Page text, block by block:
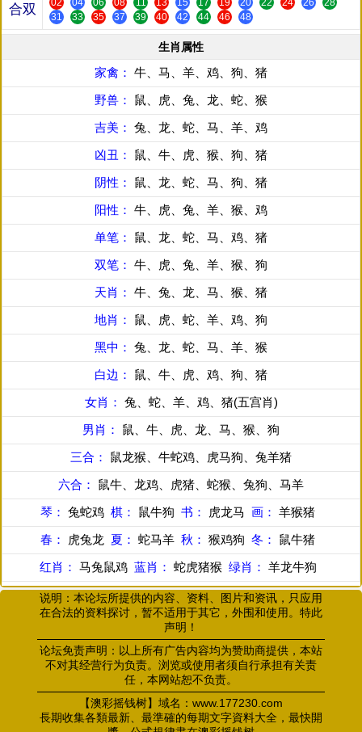
合双 02 04 06 08 11 13 15 17 19 20 22 24 26
28
31
33 35 37 39 40 42 44 46 48
生肖属性
家禽： 牛、马、羊、鸡、狗、猪
野兽： 鼠、虎、兔、龙、蛇、猴
吉美： 兔、龙、蛇、马、羊、鸡
凶丑： 鼠、牛、虎、猴、狗、猪
阴性： 鼠、龙、蛇、马、狗、猪
阳性： 牛、虎、兔、羊、猴、鸡
单笔： 鼠、龙、蛇、马、鸡、猪
双笔： 牛、虎、兔、羊、猴、狗
天肖： 牛、兔、龙、马、猴、猪
地肖： 鼠、虎、蛇、羊、鸡、狗
黑中： 兔、龙、蛇、马、羊、猴
白边： 鼠、牛、虎、鸡、狗、猪
女肖： 兔、蛇、羊、鸡、猪(五宫肖)
男肖： 鼠、牛、虎、龙、马、猴、狗
三合： 鼠龙猴、牛蛇鸡、虎马狗、兔羊猪
六合： 鼠牛、龙鸡、虎猪、蛇猴、兔狗、马羊
琴： 兔蛇鸡 棋： 鼠牛狗 书： 虎龙马 画： 羊猴猪
春：
虎兔龙 夏： 蛇马羊 秋： 猴鸡狗 冬： 鼠牛猪
红肖： 马兔鼠鸡 蓝肖： 蛇虎猪猴 绿肖： 羊龙牛狗
说明：本论坛所提供的内容、资料、图片和资讯，只应用
在合法的资料探讨，暂不适用于其它，外围和使用。特此
声明！
论坛免责声明：以上所有广告内容均为赞助商提供，本站
不对其经营行为负责。浏览或使用者须自行承担有关责
任，本网站恕不负责。
【澳彩摇钱树】域名：www.177230.com
長期收集各類最新、最準確的每期文字資料大全，最快開